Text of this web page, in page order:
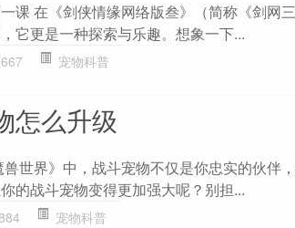
课 在《剑侠情缘网络版叁》（简称《剑网
它更是一种探索与乐趣。想象一下...
667 宠物科普
怎么升级
世界》中，战斗宠物不仅是你忠实的伙伴
的战斗宠物变得更加强大呢？别担...
宠物科普